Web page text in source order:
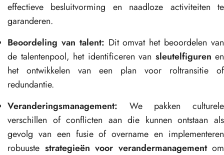
effectieve besluitvorming en naadloze activiteiten te
garanderen.
Beoordeling van talent: Dit omvat het beoordelen van
de talentenpool, het identificeren van sleutelfiguren en
het ontwikkelen van een plan voor roltransitie of
redundantie.
Veranderingsmanagement: We pakken culturele
verschillen of conflicten aan die kunnen ontstaan als
gevolg van een fusie of overname en implementeren
robuuste strategieën voor verandermanagementom